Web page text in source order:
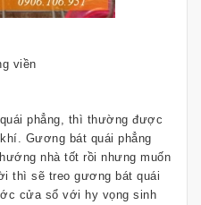
viền
phẳng, thì thường được
Gương bát quái phẳng
nhà tốt rồi nhưng muốn
thì sẽ treo gương bát quái
cửa sổ với hy vọng sinh